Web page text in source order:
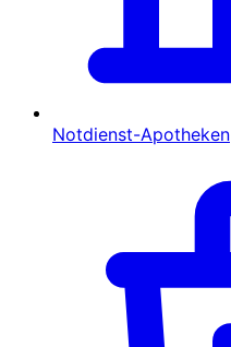
Notdienst-Apotheken